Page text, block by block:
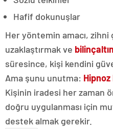
Hafif dokunuşlar
Her yöntemin amacı,
uzaklaştırmak ve
süresince, kişi kendini
Ama şunu unutma:
Kişinin iradesi her zaman
doğru uygulanması için
destek almak gerekir.